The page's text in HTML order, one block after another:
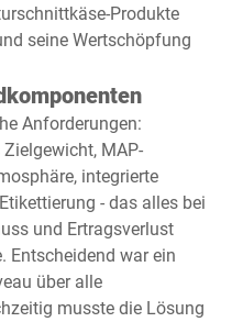
Produkte
seine Wertschöpfung
Anforderungen:
MAP-
integrierte
Etikettierung - das alles bei
und Ertragsverlust
Entscheidend war ein
über alle
musste die Lösung